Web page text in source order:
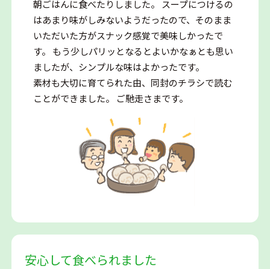
朝ごはんに食べたりしました。 スープにつけるの
はあまり味がしみないようだったので、そのまま
いただいた方がスナック感覚で美味しかったで
す。 もう少しパリッとなるとよいかなぁとも思い
ましたが、シンプルな味はよかったです。
素材も大切に育てられた由、同封のチラシで読む
ことができました。 ご馳走さまです。
安心して食べられました